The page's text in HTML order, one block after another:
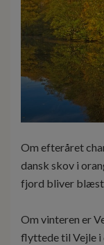
Om efteråret
dansk skov i
fjord bliver blæst
Om vinteren er
flyttede til Vejle i